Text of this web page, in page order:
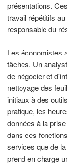
présentations.
travail répétitifs
responsable du
Les économistes
tâches. Un
de négocier et
nettoyage des
initiaux à des
pratique, les
données à la
dans ces
services que de
prend en charge